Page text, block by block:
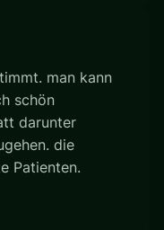
man kann
schön
darunter
die
Patienten.